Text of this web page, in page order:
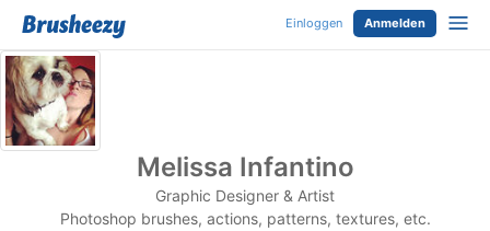
Einloggen Anmelden
Melissa Infantino
Graphic Designer & Artist
Photoshop brushes, actions, patterns, textures, etc.